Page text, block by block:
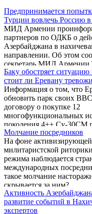
единиц армейской и
различного назначе ...
Предпринимается
Турции вовлечь Россию
МИД Армении
партнеров по ОДКБ о
Азербайджана в
направлении. Об этом
секретарь МИД Армении
то же время Балаян
происходящее на границе
на линии
прямую связь с
Баку обостряет
стоит ли Еревану
Информация о том, что
обновить парк своих
договору о покупке 12
многофункциональных
поколения 4++ Су-30СМ
России, кажется, всерьез
Молчание посредников
На фоне
милитаристской
режима наблюдается
международных
такое молчание
скрывается за ним?
Активность
развитие событий в
экспертов